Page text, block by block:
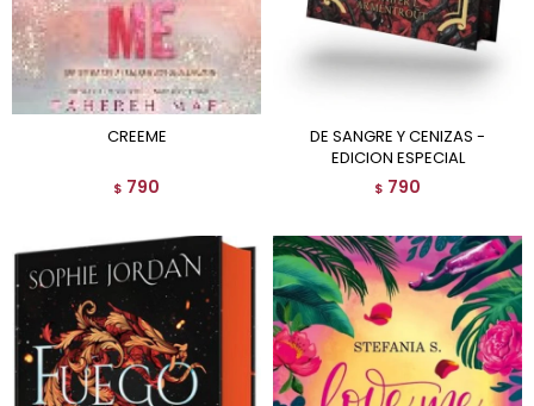
CREEME
$ 790
DE SANGRE Y CENIZAS -
EDICION ESPECIAL
$ 790